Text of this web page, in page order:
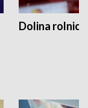
Dolina